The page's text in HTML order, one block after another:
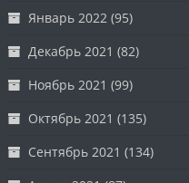
Январь 2022 (95)
Декабрь 2021 (82)
Ноябрь 2021 (99)
Октябрь 2021 (135)
Сентябрь 2021 (134)